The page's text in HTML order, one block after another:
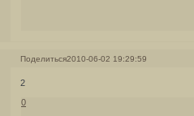
Поделиться2010-06-02 19:29:59
2
0